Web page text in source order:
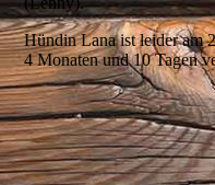
Hündin Lana ist leider am
4 Monaten und 10 Tagen